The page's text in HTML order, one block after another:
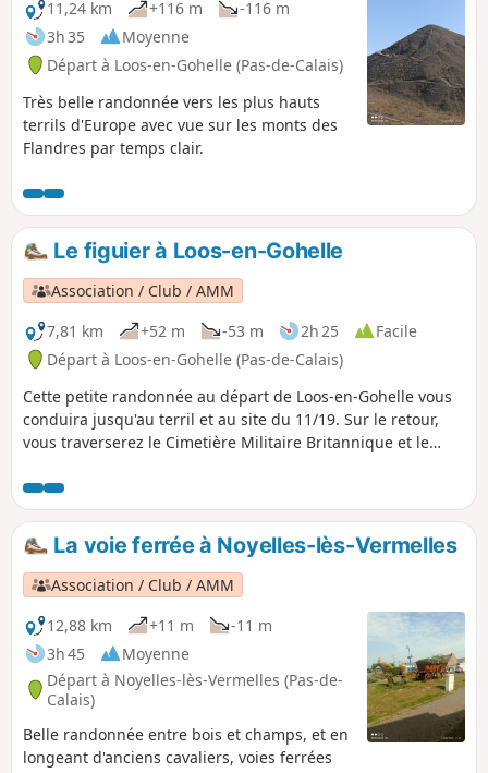
11,24 km +116 m
-116 m
3h 35
Moyenne
Départ à Loos-en-Gohelle (Pas-de-Calais)
Très belle randonnée vers les plus hauts
terrils d'Europe avec vue sur les monts des
Flandres par temps clair.
Le figuier à Loos-en-Gohelle
Association / Club / AMM
7,81 km
+52 m -53 m 2h 25
Facile
Départ à Loos-en-Gohelle (Pas-de-Calais)
Cette petite randonnée au départ de Loos-en-Gohelle vous
conduira jusqu'au terril et au site du 11/19. Sur le retour,
vous traverserez le Cimetière Militaire Britannique et le
La voie ferrée à Noyelles-lès-Vermelles
Association / Club / AMM
12,88 km
+11 m
-11 m
3h 45
Moyenne
Départ à Noyelles-lès-Vermelles (Pas-de-
Calais)
Belle randonnée entre bois et champs, et en
longeant d'anciens cavaliers, voies ferrées